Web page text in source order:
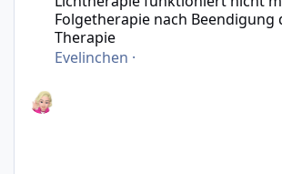
Folgetherapie nach Beendigung
Therapie
Evelinchen ·